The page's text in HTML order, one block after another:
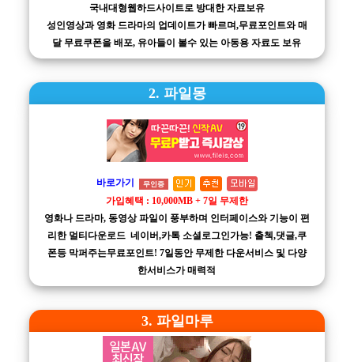
국내대형웹하드사이트로 방대한 자료보유
성인영상과 영화 드라마의 업데이트가 빠르며,무료포인트와 매
달 무료쿠폰을 배포, 유아들이 볼수 있는 아동용 자료도 보유
2. 파일몽
바로가기 무인증
가입혜택 : 10,000MB + 7일 무제한
영화나 드라마, 동영상 파일이 풍부하며 인터페이스와 기능이 편
리한 멀티다운로드 네이버,카톡 소셜로그인가능! 출첵,댓글,쿠
폰등 막퍼주는무료포인트! 7일동안 무제한 다운서비스 및 다양
한서비스가 매력적
3. 파일마루